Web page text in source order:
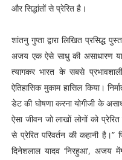
और सिद्धांतों से प्रेरित है।
शांतनु गुप्ता द्वारा लिखित प्रसिद्ध
अजय एक ऐसे साधु की असाधारण
त्यागकर भारत के सबसे
ऐतिहासिक मुकाम हासिल किया।
डेट की घोषणा करना योगीजी के
ऐसा जीवन जो लाखों लोगों को
से प्रेरित परिवर्तन की कहानी
दिनेशलाल यादव ‘निरहुआ’, अजय